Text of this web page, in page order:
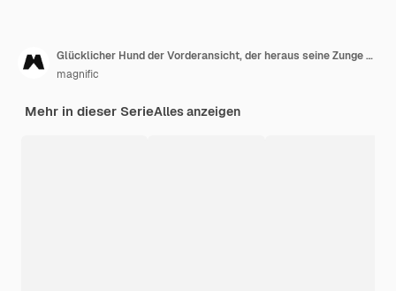
Glücklicher Hund der Vorderansicht, der heraus seine Zunge haftet
magnific
Mehr in dieser SerieAlles anzeigen